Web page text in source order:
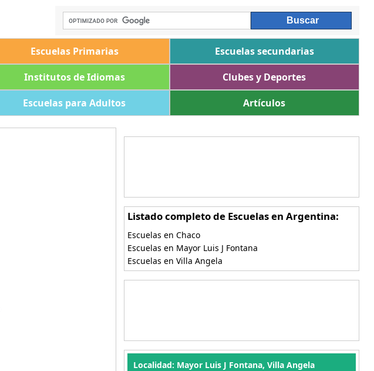
Escuelas Primarias
Escuelas secundarias
Institutos de Idiomas
Clubes y Deportes
Escuelas para Adultos Artículos
Listado completo de Escuelas en Argentina:
Escuelas en Chaco
Escuelas en Mayor Luis J Fontana
Escuelas en Villa Angela
Localidad: Mayor Luis J Fontana, Villa Angela